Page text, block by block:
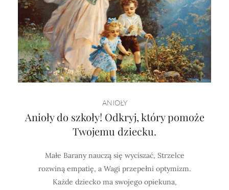
ANIOŁY
Anioły do szkoły! Odkryj, który pomoże
Twojemu dziecku.
Małe Barany nauczą się wyciszać, Strzelce
rozwiną empatię, a Wagi przepełni optymizm.
Każde dziecko ma swojego opiekuna,